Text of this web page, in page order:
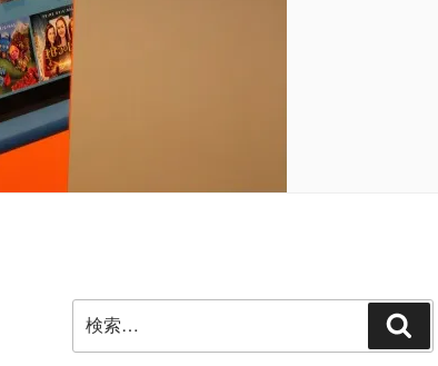
索:
索